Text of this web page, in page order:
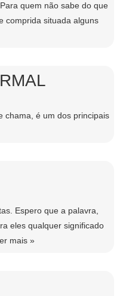
quem não sabe do que
comprida situada alguns
chama, é um dos principais
Espero que a palavra,
eles qualquer significado
mais »